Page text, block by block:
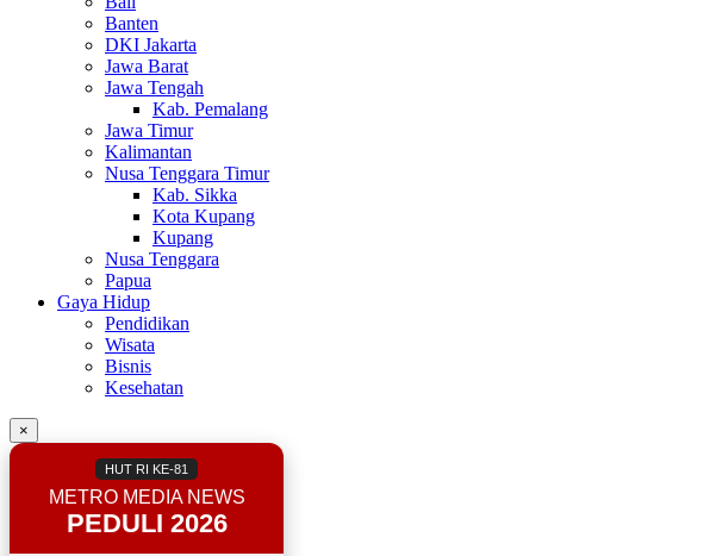
Banten
DKI Jakarta
Jawa Barat
Jawa Tengah
Kab. Pemalang
Jawa Timur
Kalimantan
Nusa Tenggara Timur
Kab. Sikka
Kota Kupang
Kupang
Nusa Tenggara
Papua
Gaya Hidup
Pendidikan
Wisata
Bisnis
Kesehatan
×
HUT RI KE-81
METRO MEDIA NEWS
PEDULI 2026